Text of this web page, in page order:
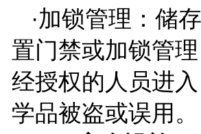
·加锁管理：储
置门禁或加锁管
经授权的人员进
学品被盗或误用。